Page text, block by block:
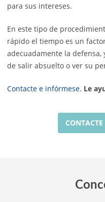
para sus intereses.
En este tipo de
rápido el tiempo es un
adecuadamente la
de salir absuelto o ver su
Contacte e infórmese. Le